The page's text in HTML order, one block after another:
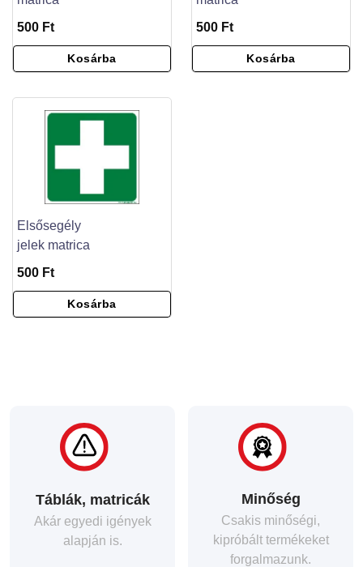
500 Ft
Kosárba
500 Ft
Kosárba
Elsősegély
jelek matrica
500 Ft
Kosárba
Táblák, matricák
Akár egyedi igények
alapján is.
Minőség
Csakis minőségi,
kipróbált termékeket
forgalmazunk.